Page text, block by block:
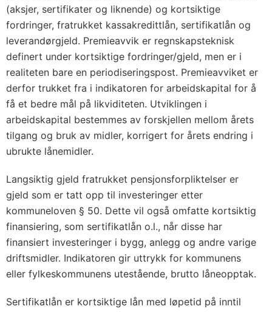
(aksjer, sertifikater og liknende) og kortsiktige
fordringer, fratrukket kassakredittlån, sertifikatlån og
leverandørgjeld. Premieavvik er regnskapsteknisk
definert under kortsiktige fordringer/gjeld, men er i
realiteten bare en periodiseringspost. Premieavviket er
derfor trukket fra i indikatoren for arbeidskapital for å
få et bedre mål på likviditeten. Utviklingen i
arbeidskapital bestemmes av forskjellen mellom årets
tilgang og bruk av midler, korrigert for årets endring i
ubrukte lånemidler.
Langsiktig gjeld fratrukket pensjonsforpliktelser er
gjeld som er tatt opp til investeringer etter
kommuneloven § 50. Dette vil også omfatte kortsiktig
finansiering, som sertifikatlån o.l., når disse har
finansiert investeringer i bygg, anlegg og andre varige
driftsmidler. Indikatoren gir uttrykk for kommunens
eller fylkeskommunens utestående, brutto låneopptak.
Sertifikatlån er kortsiktige lån med løpetid på inntil